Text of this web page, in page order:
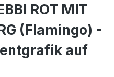
ROT MIT
(Flamingo) -
auf